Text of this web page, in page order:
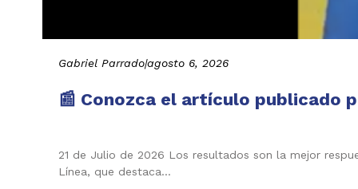
Gabriel Parrado|agosto 6, 2026
📰 Conozca el artículo publicado
21 de Julio de 2026 Los resultados son la mejor
Línea, que destaca…